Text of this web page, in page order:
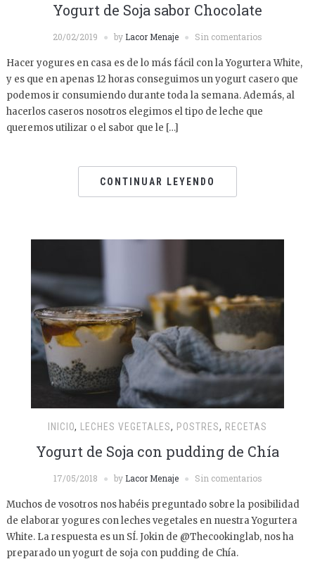
Yogurt de Soja sabor Chocolate
20/02/2019 by Lacor Menaje Sin comentarios
Hacer yogures en casa es de lo más fácil con la Yogurtera White,
y es que en apenas 12 horas conseguimos un yogurt casero que
podemos ir consumiendo durante toda la semana. Además, al
hacerlos caseros nosotros elegimos el tipo de leche que
queremos utilizar o el sabor que le […]
CONTINUAR LEYENDO
INICIO, LECHES VEGETALES, POSTRES, RECETAS
Yogurt de Soja con pudding de Chía
17/05/2018 by Lacor Menaje Sin comentarios
Muchos de vosotros nos habéis preguntado sobre la posibilidad
de elaborar yogures con leches vegetales en nuestra Yogurtera
White. La respuesta es un SÍ. Jokin de @Thecookinglab, nos ha
preparado un yogurt de soja con pudding de Chía.